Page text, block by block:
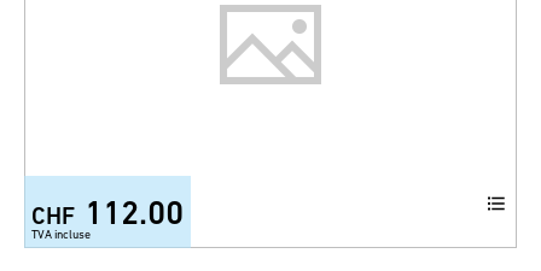
CHF 112.00
TVA incluse